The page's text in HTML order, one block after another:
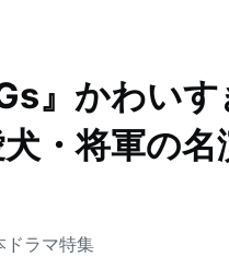
』かわい
犬・将軍の
ドラマ特集